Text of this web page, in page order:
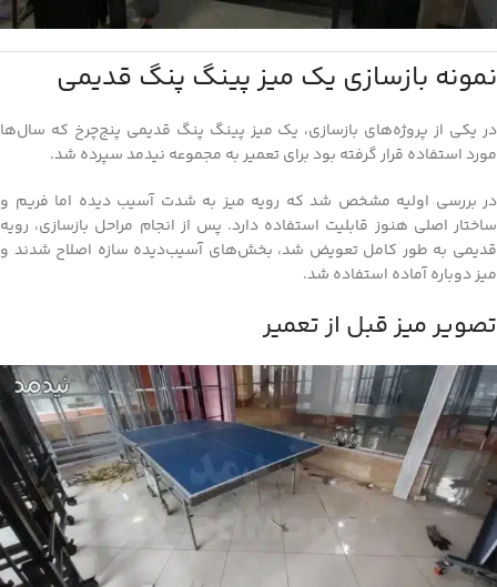
نمونه بازسازی یک میز پینگ پنگ قدیمی
در یکی از پروژه‌های بازسازی، یک میز پینگ پنگ قدیمی پنج‌چرخ که سال‌ها
مورد استفاده قرار گرفته بود برای تعمیر به مجموعه نیدمد سپرده شد.
در بررسی اولیه مشخص شد که رویه میز به شدت آسیب دیده اما فریم و
ساختار اصلی هنوز قابلیت استفاده دارد. پس از انجام مراحل بازسازی، رویه
قدیمی به طور کامل تعویض شد، بخش‌های آسیب‌دیده سازه اصلاح شدند و
میز دوباره آماده استفاده شد.
تصویر میز قبل از تعمیر